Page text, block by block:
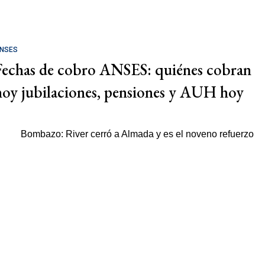
de cobro ANSES: quiénes cobran
jubilaciones, pensiones y AUH hoy